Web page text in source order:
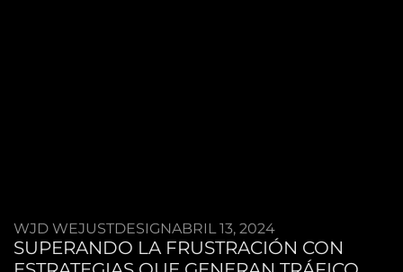
WJD WEJUSTDESIGNABRIL 13, 2024
SUPERANDO LA FRUSTRACIÓN CON